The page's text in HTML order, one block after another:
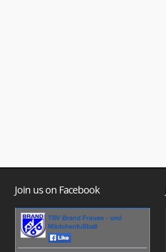
Join us on Facebook